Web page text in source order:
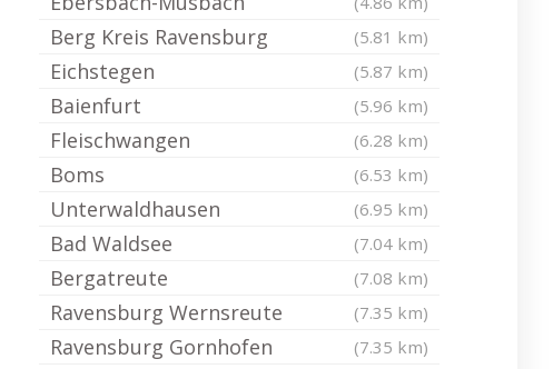
Berg Kreis Ravensburg (5.81 km)
Eichstegen (5.87 km)
Baienfurt (5.96 km)
Fleischwangen (6.28 km)
Boms (6.53 km)
Unterwaldhausen (6.95 km)
Bad Waldsee (7.04 km)
Bergatreute (7.08 km)
Ravensburg Wernsreute (7.35 km)
Ravensburg Gornhofen (7.35 km)